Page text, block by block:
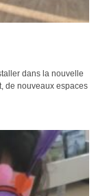
dans la nouvelle
de nouveaux espaces